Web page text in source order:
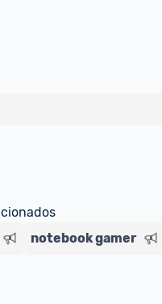
um marketplace, nós
sinalizamos através da
notebook gamer